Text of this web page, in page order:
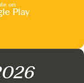
on
Play